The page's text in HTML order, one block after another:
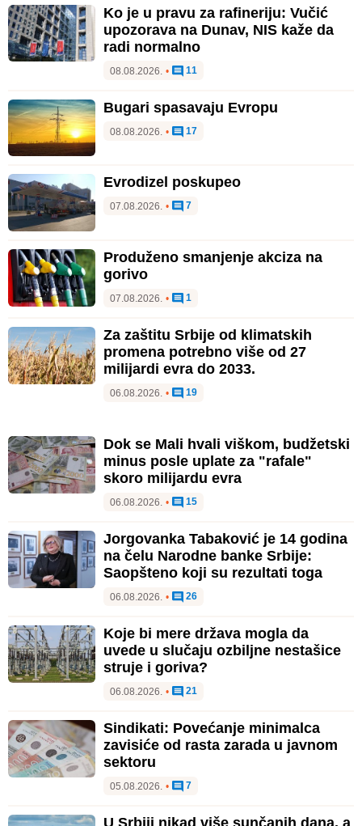
Ko je u pravu za rafineriju: Vučić
upozorava na Dunav, NIS kaže da
radi normalno
08.08.2026. • 11
Bugari spasavaju Evropu
08.08.2026. • 17
Evrodizel poskupeo
07.08.2026. • 7
Produženo smanjenje akciza na
gorivo
07.08.2026. • 1
Za zaštitu Srbije od klimatskih
promena potrebno više od 27
milijardi evra do 2033.
06.08.2026. • 19
Dok se Mali hvali viškom, budžetski
minus posle uplate za "rafale"
skoro milijardu evra
06.08.2026. • 15
Jorgovanka Tabaković je 14 godina
na čelu Narodne banke Srbije:
Saopšteno koji su rezultati toga
06.08.2026. • 26
Koje bi mere država mogla da
uvede u slučaju ozbiljne nestašice
struje i goriva?
06.08.2026. • 21
Sindikati: Povećanje minimalca
zavisiće od rasta zarada u javnom
sektoru
05.08.2026. • 7